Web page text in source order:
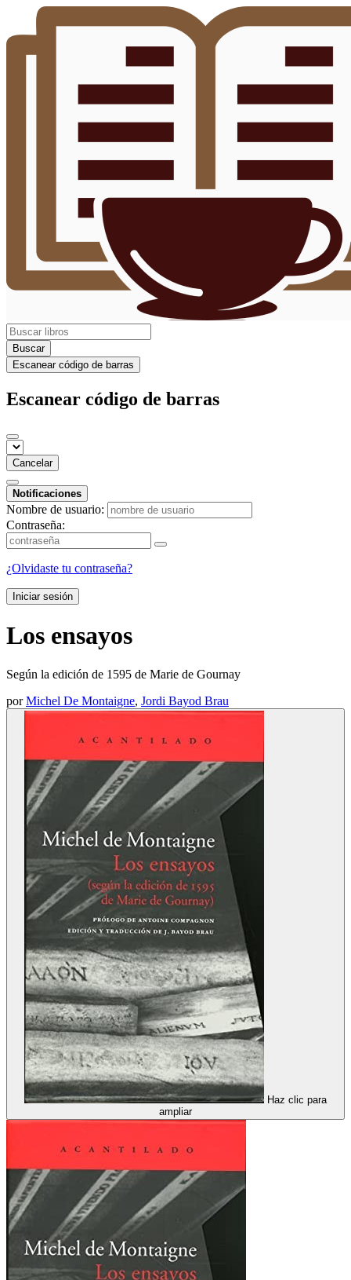
Buscar
Escanear código de barras
Escanear código de barras
Cancelar
Notificaciones
Nombre de usuario:
Contraseña:
¿Olvidaste tu contraseña?
Iniciar sesión
Los ensayos
Según la edición de 1595 de Marie de Gournay
porMichel De Montaigne, Jordi Bayod Brau
Haz clic para
ampliar